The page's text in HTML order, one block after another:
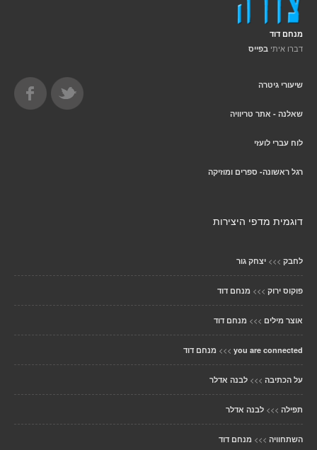
מנחם דוד
דברו איתי בפייס
שיעורי גיטרה
שאלנה - אתר טריוויה
לוח עברי לועזי
רגל ראשונה- ספרים ומוזיקה
דוגמית מדפי היצירות
לחבק >>> יצחק גור
פוקוס ירוק >>> מנחם דוד
אוצר מילים >>> מנחם דוד
you are connected
>>> מנחם דוד
על הכתיבה >>> לבנה אדלר
תפילה >>> לבנה אדלר
השתחוויה >>> מנחם דוד